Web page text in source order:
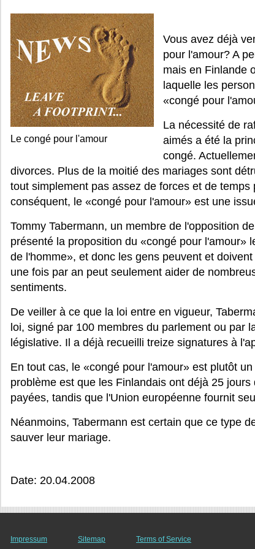
Le congé pour l'amour
Vous avez déjà
pour l'amour? A
mais en Finlande
laquelle les
«congé pour
La nécessité de
aimés a été la
congé.
divorces. Plus de la moitié des mariages sont
tout simplement pas assez de forces et de
conséquent, le «congé pour l'amour» est une
Tommy Tabermann, un membre de l'opposition
présenté la proposition du «congé pour l'amour»
de l'homme», et donc les gens peuvent et
une fois par an peut seulement aider de
sentiments.
De veiller à ce que la loi entre en vigueur,
loi, signé par 100 membres du parlement ou par
législative. Il a déjà recueilli treize signatures à
En tout cas, le «congé pour l'amour» est plutôt
problème est que les Finlandais ont déjà 25
payées, tandis que l'Union européenne fournit
Néanmoins, Tabermann est certain que ce type
sauver leur mariage.
Date: 20.04.2008
Impressum Sitemap Terms of Service